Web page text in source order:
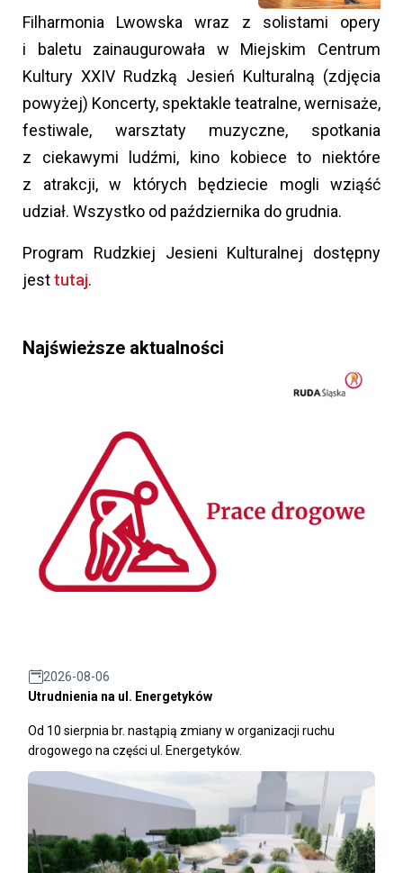
Filharmonia Lwowska wraz z solistami opery
i baletu zainaugurowała w Miejskim Centrum
Kultury XXIV Rudzką Jesień Kulturalną (zdjęcia
powyżej) Koncerty, spektakle teatralne, wernisaże,
festiwale, warsztaty muzyczne, spotkania
z ciekawymi ludźmi, kino kobiece to niektóre
z atrakcji, w których będziecie mogli wziąść
udział. Wszystko od października do grudnia.
Program Rudzkiej Jesieni Kulturalnej dostępny
jesttutaj.
Najświeższe aktualności
2026-08-06
Utrudnienia na ul. Energetyków
Od 10 sierpnia br. nastąpią zmiany w organizacji ruchu
drogowego na części ul. Energetyków.